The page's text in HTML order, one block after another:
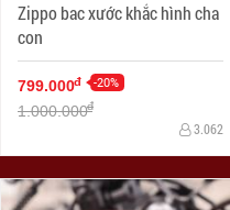
Zippo bac xước khắc hình cha
con
799.000đ -20%
1.000.000đ
3.062